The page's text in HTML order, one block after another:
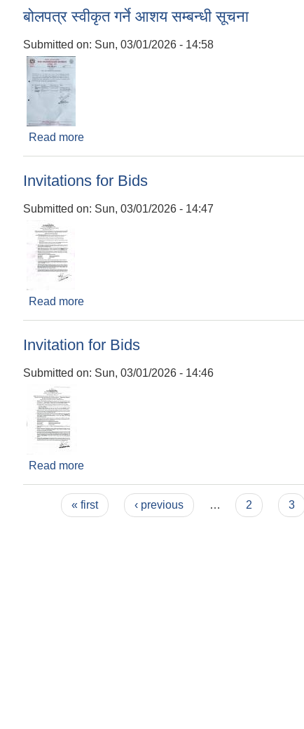
बोलपत्र स्वीकृत गर्ने आशय सम्बन्धी सूचना
Submitted on: Sun, 03/01/2026 - 14:58
Read more
Invitations for Bids
Submitted on: Sun, 03/01/2026 - 14:47
Read more
Invitation for Bids
Submitted on: Sun, 03/01/2026 - 14:46
Read more
Pages« first ‹ previous … 2 3